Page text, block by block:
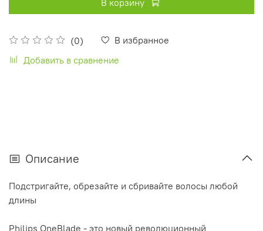
(0)
В избранное
Добавить в сравнение
Описание
Подстригайте, обрезайте и сбривайте волосы любой
длины
Philips OneBlade - это новый революционный